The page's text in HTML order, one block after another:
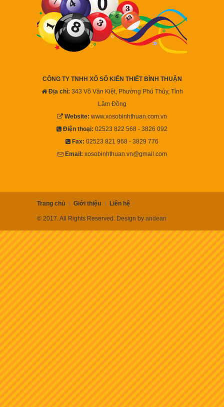
CÔNG TY TNHH XỔ SỐ KIẾN THIẾT BÌNH THUẬN
Địa chỉ: 343 Võ Văn Kiệt, Phường Phú Thủy, Tỉnh
Lâm Đồng
Website: www.xosobinhthuan.com.vn
Điện thoại: 02523 822 568 - 3826 092
Fax: 02523 821 968 - 3829 776
Email: xosobinhthuan.vn@gmail.com
Trang chủ Giới thiệu Liên hệ
© 2017. All Rights Reserved. Design by andean